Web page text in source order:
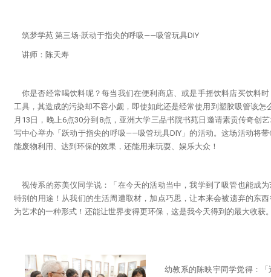
筑梦学苑 第三场-跃动于指尖的呼吸——吸管玩具DIY
讲师 ： 陈天寿
你是否经常喝饮料呢？每当我们在便利商店、或是手摇饮料店买饮料
工具，其造成的污染却不容小觑，即使如此还是经常使用到塑胶吸管该怎
月13日，晚上6点30分到8点，亚洲大学三品书院书苑日邀请素贡传奇创
写中心举办「跃动于指尖的呼吸——吸管玩具DIY」的活动。这场活动将
能废物利用、达到环保的效果，还能用来玩耍、娱乐大众！
视传系的苏美仪同学说：「在今天的活动当中，我学到了吸管也能成
特别的用途！从我们的生活周遭取材，加点巧思，让本来会被遗弃的东
为艺术的一种形式！还能让世界变得更环保，这是我今天得到的最大收获
幼教系的陈映宇同学觉得：